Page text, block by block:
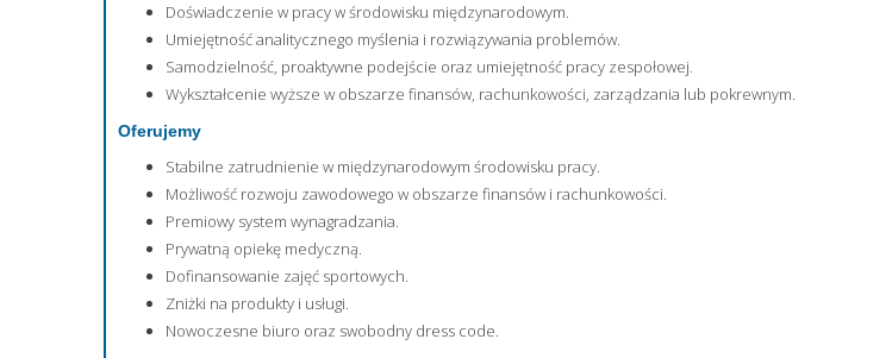
Doświadczenie w pracy w środowisku międzynarodowym.
Umiejętność analitycznego myślenia i rozwiązywania problemów.
Samodzielność, proaktywne podejście oraz umiejętność pracy zespołowej.
Wykształcenie wyższe w obszarze finansów, rachunkowości, zarządzania lub pokrewnym.
Oferujemy
Stabilne zatrudnienie w międzynarodowym środowisku pracy.
Możliwość rozwoju zawodowego w obszarze finansów i rachunkowości.
Premiowy system wynagradzania.
Prywatną opiekę medyczną.
Dofinansowanie zajęć sportowych.
Zniżki na produkty i usługi.
Nowoczesne biuro oraz swobodny dress code.